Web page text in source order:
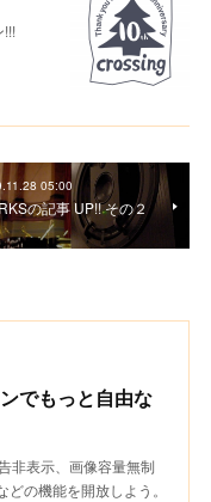
!!!
05:00
の記事 UP!! その２
でもっと自由な
非表示、画像容量無制
の機能を開放しよう。